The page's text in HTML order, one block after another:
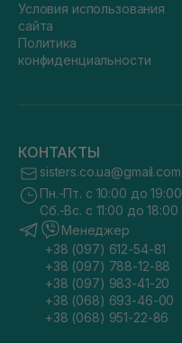
Условия использования
сайта
Политика
конфиденциальности
КОНТАКТЫ
sisters.co.ua@gmail.com
Пн.-Пт. с 10:00 до 19:00
Сб.-Вс. с 11:00 до 18:00
Менеджер
+38 (097) 612-54-81
+38 (097) 788-12-88
+38 (097) 983-41-20
+38 (068) 693-46-00
+38 (068) 951-22-86